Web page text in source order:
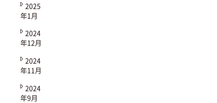
2025
年1月
2024
年12月
2024
年11月
2024
年9月